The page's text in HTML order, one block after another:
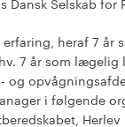
heraf 7 år
7 år som lægelig
og
i følgende